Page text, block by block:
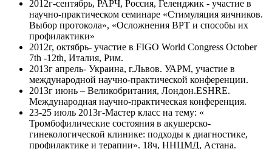
2012г-сентябрь, РАРЧ, Россия, Геленджик - участие в
научно-практическом семинаре «Стимуляция яичников.
Выбор протокола», «Осложнения ВРТ и способы их
профилактики»
2012г, октябрь- участие в FIGO World Congress October
7th -12th, Италия, Рим.
2013г апрель- Украина, г.Львов. УАРМ, участие в
международной научно-практической конференции.
2013г июнь – Великобритания, Лондон.ESHRE.
Международная научно-практическая конференция.
23-25 июль 2013г-Мастер класс на тему: «
Тромбофилические состояния в акушерско-
гинекологической клинике: подходы к диагностике,
профилактике и терапии». 18ч, ННЦМД, Астана.